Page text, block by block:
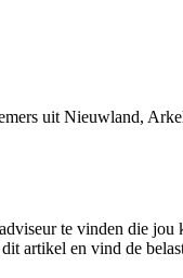
uit Nieuwland,
te vinden die jou
artikel en vind de